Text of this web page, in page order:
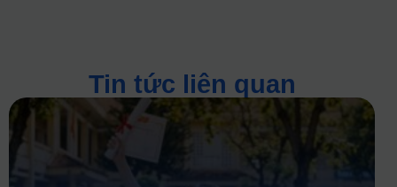
Tin tức liên quan